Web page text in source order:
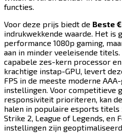
functies.​​​​‌ ‍ ​‍​‍‌‍ ‌ ​‍‌‍‍‌‌‍‌ ‌‍‍‌‌‍ ‍​‍​‍​ ‍‍​‍​‍‌ ​ ‌‍​‌‌‍ ‍‌‍‍‌‌ ‌​‌ ‍‌​‍ ‍‌‍‍‌‌‍ ​‍​‍​‍ ​​‍​‍‌‍‍​‌ ​‍‌‍‌‌‌‍‌‍​‍​‍​ ‍‍​‍​‍​‍ ‌‍​‌‌‍‌​‌‍ ‌‌‍‍‌‌‍ ‍​‍ ‌‍‍‌‌‍ ‍‌ ‌​‌‍‌‌‌‍ ‍‌ ‌​​‍ ‌‍‌‌‌‍‌​‌‍‍‌‌ ‌​​‍ ‌‍ ‌‌‍ ‌‍‌​‌‍‌‌​ ‌‌ ​​‌ ​‍‌‍‌‌‌ ​ ‌‍‌‌‌‍ ‍‌ ‌​‌‍​‌‌ ‌​‌‍‍‌‌‍ ‌‍ ‍​ ‍ ‌‍‍‌‌‍‌​​ ‌​ ‌​​ ‌ ​ ‌ ‌‍​‌​ ​‌​ ‌‍​ ‌​​ ​ ​‍ ‌​ ‍‌​ ​‍‌‍​‍‌‍‌​​‍ ‌​ ‌​​ ‌‍​ ​​​ ​ ​‍ ‌‌‍​‍​ ‍​​ ​‌​ ‌‍​‍ ‌​ ​‌​ ​‌​ ‌‍‌‍‌​​ ‌‌‌‍‌‍‌‍​ ​ ​‍​ ​ ‌‍‌‍​ ‍​​ ‍‌​ ‍ ‌ ‌​‌ ‍‌‌ ​​‌‍‌‌​ ‌‌‍​‍‌ ‌‌‌‍‍‌‌‍ ​‌‍‌​​ ‍ ‌ ​​‌‍​‌‌ ‌​‌‍‍​​ ‌‌‍‍‌​ ​‌​ ‍​‌‍ ‍‌‌ ‌‍ ​‌‍ ‌‍ ‍‌‍‌ ‌‌ ‌‍‌​‌‍‌‌‌ ​ ‌‍​ ​‍‌‌​ ‌‌‌​​‍‌‌ ‌‍‍ ‌‍‌‌‌ ‍‌​‍‌‌​ ​ ‌​‌​​‍‌‌​ ​ ‌​‌​​‍‌‌​ ​‍​ ​‍‌‍ ‍‌‍ ​​‍‌‌​ ​‍​ ​‍​‍‌‌​ ‌‌‌​‌​​‍ ‍‌ ‌‍‌‍​‌‌‍ ​‌ ‌‌‌‍‌‌​‍‌‌​ ‌‌‌​​‍‌‌ ‌‍‍ ‌‍‌‌‌ ‍‌​‍‌‌​ ​ ‌​‌​​‍‌‌​ ​ ‌​‌​​‍‌‌​ ​‍​ ​‍‌‍​‍​ ​‌​ ​​​ ‌ ​ ‌‌​ ‌‌‌‍‌‍‌‍‌​​ ‍‌‌‍‌​‌‍‌‍​ ‌ ​‍‌‌​ ​‍​ ​‍​‍‌‌​ ‌‌‌​‌​​‍ ‍‌‍​ ‌‍‍​‌‍‍‌‌‍ ​‌‍‌​‌ ​‍‌‍‌‌‌‍ ‍​‍‌‌​ ‌‌‌​​‍‌‌ ‌‍‍ ‌‍‌‌‌ ‍‌​‍‌‌​ ​ ‌​‌​​‍‌‌​ ​ ‌​‌​​‍‌‌​ ​‍​ ​‍‌‍‌​​ ​ ​ ‍‌‌‍‌‌​ ‍​​ ​‍‌‍‌‌‌‍​ ‌‍​‌‌‍‌‍​ ‌‍​ ‍‌​‍‌‌​ ​‍​ ​‍​‍‌‌​ ‌‌‌​‌​​‍ ‍‌ ‌​‌‍‌‌‌ ‍​‌ ‌​​ ‌‍​‍‌‍​‌‌ ​ ‌‍‌‌‌‌‌‌‌ ​‍‌‍ ​​ ‌​‍‌‌​ ​‍‌​‌‍‌‍​‌‌‍‌​‌‍ ‌‌‍‍‌‌‍ ‍​‍‌‍‌‍‍‌‌‍‌​​ ‌​ ‌​​ ‌ ​ ‌ ‌‍​‌​ ​‌​ ‌‍​ ‌​​ ​ ​‍ ‌​ ‍‌​ ​‍‌‍​‍‌‍‌​​‍ ‌​ ‌​​ ‌‍​ ​​​ ​ ​‍ ‌‌‍​‍​ ‍​​ ​‌​ ‌‍​‍ ‌​ ​‌​ ​‌​ ‌‍‌‍‌​​ ‌‌‌‍‌‍‌‍​ ​ ​‍​ ​ ‌‍‌‍​ ‍​​ ‍‌​‍‌‍‌ ‌​‌ ‍‌‌ ​​‌‍‌‌​ ‌‌‍​‍‌ ‌‌‌‍‍‌‌‍ ​‌‍‌​​‍‌‍‌ ​​‌‍​‌‌ ‌​‌‍‍​​ ‌‌‍‍‌​ ​‌​ ‍​‌‍ ‍‌‌ ‌‍ ​‌‍ ‌‍ ‍‌‍‌ ‌‌ ‌‍‌​‌‍‌‌‌ ​ ‌‍​ ​‍‌‌​ ‌‌‌​​‍‌‌ ‌‍‍ ‌‍‌‌‌ ‍‌​‍‌‌​ ​ ‌​‌​​‍‌‌​ ​ ‌​‌​​‍‌‌​ ​‍​ ​‍‌‍ ‍‌‍ ​​‍‌‌​ ​‍​ ​‍​‍‌‌​ ‌‌‌​‌​​‍ ‍‌ ‌‍‌‍​‌‌‍ ​‌ ‌‌‌‍‌‌​‍‌‌​ ‌‌‌​​‍‌‌ ‌‍‍ ‌‍‌‌‌ ‍‌​‍‌‌​ ​ ‌​‌​​‍‌‌​ ​ ‌​‌​​‍‌‌​ ​‍​ ​‍‌‍​‍​ ​‌​ ​​​ ‌ ​ ‌‌​ ‌‌‌‍‌‍‌‍‌​​ ‍‌‌‍‌​‌‍‌‍​ ‌ ​‍‌‌​ ​‍​ ​‍​‍‌‌​ ‌‌‌​‌​​‍ ‍‌‍​ ‌‍‍​‌‍‍‌‌‍ ​‌‍‌​‌ ​‍‌‍‌‌‌‍ ‍​‍‌‌​ ‌‌‌​​‍‌‌ ‌‍‍ ‌‍‌‌‌ ‍‌​‍‌‌​ ​ ‌​‌​​‍‌‌​ ​ ‌​‌​​‍‌‌​ ​‍​ ​‍‌‍‌​​ ​ ​ ‍‌‌‍‌‌​ ‍​​ ​‍‌‍‌‌‌‍​ ‌‍​‌‌‍‌‍​ ‌‍​ ‍‌​‍‌‌​ ​‍​ ​‍​‍‌‌​ ‌‌‌​‌​​‍ ‍‌ ‌​‌‍‌‌‌ ‍​‌ ‌​​‍‌‍‌ ​​‌‍‌‌‌ ​‍‌ ​ ‌ ​​‌‍‌‌‌‍​ ‌ ‌​‌‍‍‌‌ ‌‍‌‍‌‌​ ‌‌ ​​‌ ‌‌‌‍​‍‌‍ ​‌‍‍‌‌ ​ ‌‍‍​‌‍‌‌‌‍‌​​‍​‍‌ ‌
Voor deze prijs biedt de ​​​​‌ ‍ ​‍​‍‌‍ ‌ ​‍‌‍‍‌‌‍‌ ‌‍‍‌‌‍ ‍​‍​‍​ ‍‍​‍​‍‌ ​ ‌‍​‌‌‍ ‍‌‍‍‌‌ ‌​‌ ‍‌​‍ ‍‌‍‍‌‌‍ ​‍​‍​‍ ​​‍​‍‌‍‍​‌ ​‍‌‍‌‌‌‍‌‍​‍​‍​ ‍‍​‍​‍​‍ ‌‍​‌‌‍‌​‌‍ ‌‌‍‍‌‌‍ ‍​‍ ‌‍‍‌‌‍ ‍‌ ‌​‌‍‌‌‌‍ ‍‌ ‌​​‍ ‌‍‌‌‌‍‌​‌‍‍‌‌ ‌​​‍ ‌‍ ‌‌‍ ‌‍‌​‌‍‌‌​ ‌‌ ​​‌ ​‍‌‍‌‌‌ ​ ‌‍‌‌‌‍ ‍‌ ‌​‌‍​‌‌ ‌​‌‍‍‌‌‍ ‌‍ ‍​ ‍ ‌‍‍‌‌‍‌​​ ‌​ ‌​​ ‌ ​ ‌ ‌‍​‌​ ​‌​ ‌‍​ ‌​​ ​ ​‍ ‌​ ‍‌​ ​‍‌‍​‍‌‍‌​​‍ ‌​ ‌​​ ‌‍​ ​​​ ​ ​‍ ‌‌‍​‍​ ‍​​ ​‌​ ‌‍​‍ ‌​ ​‌​ ​‌​ ‌‍‌‍‌​​ ‌‌‌‍‌‍‌‍​ ​ ​‍​ ​ ‌‍‌‍​ ‍​​ ‍‌​ ‍ ‌ ‌​‌ ‍‌‌ ​​‌‍‌‌​ ‌‌‍​‍‌ ‌‌‌‍‍‌‌‍ ​‌‍‌​​ ‍ ‌ ​​‌‍​‌‌ ‌​‌‍‍​​ ‌‌‍‍‌​ ​‌​ ‍​‌‍ ‍‌‌ ‌‍ ​‌‍ ‌‍ ‍‌‍‌ ‌‌ ‌‍‌​‌‍‌‌‌ ​ ‌‍​ ​‍‌‌​ ‌‌‌​​‍‌‌ ‌‍‍ ‌‍‌‌‌ ‍‌​‍‌‌​ ​ ‌​‌​​‍‌‌​ ​ ‌​‌​​‍‌‌​ ​‍​ ​‍‌‍ ‍‌‍ ​​‍‌‌​ ​‍​ ​‍​‍‌‌​ ‌‌‌​‌​​‍ ‍‌ ‌‍‌‍​‌‌‍ ​‌ ‌‌‌‍‌‌​‍‌‌​ ‌‌‌​​‍‌‌ ‌‍‍ ‌‍‌‌‌ ‍‌​‍‌‌​ ​ ‌​‌​​‍‌‌​ ​ ‌​‌​​‍‌‌​ ​‍​ ​‍​ ‌‍​ ‌ ​ ​ ​ ‌‌​ ​ ​ ‍‌​ ​​​ ‌‍​ ‍‌​ ‍‌‌‍‌​​ ​‌​‍‌‌​ ​‍​ ​‍​‍‌‌​ ‌‌‌​‌​​‍ ‍‌‍​ ‌‍‍​‌‍‍‌‌‍ ​‌‍‌​‌ ​‍‌‍‌‌‌‍ ‍​‍‌‌​ ‌‌‌​​‍‌‌ ‌‍‍ ‌‍‌‌‌ ‍‌​‍‌‌​ ​ ‌​‌​​‍‌‌​ ​ ‌​‌​​‍‌‌​ ​‍​ ​‍‌‍‌‌‌‍​‍​ ‌​‌‍‌‍‌‍‌​​ ‌ ‌‍​ ‌‍​‌‌‍​‌‌‍‌‌​ ‌​​ ‌‌​‍‌‌​ ​‍​ ​‍​‍‌‌​ ‌‌‌​‌​​‍ ‍‌ ‌​‌‍‌‌‌ ‍​‌ ‌​​ ‌‍​‍‌‍​‌‌ ​ ‌‍‌‌‌‌‌‌‌ ​‍‌‍ ​​ ‌​‍‌‌​ ​‍‌​‌‍‌‍​‌‌‍‌​‌‍ ‌‌‍‍‌‌‍ ‍​‍‌‍‌‍‍‌‌‍‌​​ ‌​ ‌​​ ‌ ​ ‌ ‌‍​‌​ ​‌​ ‌‍​ ‌​​ ​ ​‍ ‌​ ‍‌​ ​‍‌‍​‍‌‍‌​​‍ ‌​ ‌​​ ‌‍​ ​​​ ​ ​‍ ‌‌‍​‍​ ‍​​ ​‌​ ‌‍​‍ ‌​ ​‌​ ​‌​ ‌‍‌‍‌​​ ‌‌‌‍‌‍‌‍​ ​ ​‍​ ​ ‌‍‌‍​ ‍​​ ‍‌​‍‌‍‌ ‌​‌ ‍‌‌ ​​‌‍‌‌​ ‌‌‍​‍‌ ‌‌‌‍‍‌‌‍ ​‌‍‌​​‍‌‍‌ ​​‌‍​‌‌ ‌​‌‍‍​​ ‌‌‍‍‌​ ​‌​ ‍​‌‍ ‍‌‌ ‌‍ ​‌‍ ‌‍ ‍‌‍‌ ‌‌ ‌‍‌​‌‍‌‌‌ ​ ‌‍​ ​‍‌‌​ ‌‌‌​​‍‌‌ ‌‍‍ ‌‍‌‌‌ ‍‌​‍‌‌​ ​ ‌​‌​​‍‌‌​ ​ ‌​‌​​‍‌‌​ ​‍​ ​‍‌‍ ‍‌‍ ​​‍‌‌​ ​‍​ ​‍​‍‌‌​ ‌‌‌​‌​​‍ ‍‌ ‌‍‌‍​‌‌‍ ​‌ ‌‌‌‍‌‌​‍‌‌​ ‌‌‌​​‍‌‌ ‌‍‍ ‌‍‌‌‌ ‍‌​‍‌‌​ ​ ‌​‌​​‍‌‌​ ​ ‌​‌​​‍‌‌​ ​‍​ ​‍​ ‌‍​ ‌ ​ ​ ​ ‌‌​ ​ ​ ‍‌​ ​​​ ‌‍​ ‍‌​ ‍‌‌‍‌​​ ​‌​‍‌‌​ ​‍​ ​‍​‍‌‌​ ‌‌‌​‌​​‍ ‍‌‍​ ‌‍‍​‌‍‍‌‌‍ ​‌‍‌​‌ ​‍‌‍‌‌‌‍ ‍​‍‌‌​ ‌‌‌​​‍‌‌ ‌‍‍ ‌‍‌‌‌ ‍‌​‍‌‌​ ​ ‌​‌​​‍‌‌​ ​ ‌​‌​​‍‌‌​ ​‍​ ​‍‌‍‌‌‌‍​‍​ ‌​‌‍‌‍‌‍‌​​ ‌ ‌‍​ ‌‍​‌‌‍​‌‌‍‌‌​ ‌​​ ‌‌​‍‌‌​ ​‍​ ​‍​‍‌‌​ ‌‌‌​‌​​‍ ‍‌ ‌​‌‍‌‌‌ ‍​‌ ‌​​‍‌‍‌ ​​‌‍‌‌‌ ​‍‌ ​ ‌ ​​‌‍‌‌‌‍​ ‌ ‌​‌‍‍‌‌ ‌‍‌‍‌‌​ ‌‌ ​​‌ ‌‌‌‍​‍‌‍ ​‌‍‍‌‌ ​ ‌‍‍​‌‍‌‌‌‍‌​​‍​‍‌ ‌ Beste €690 Gaming PC Build​​​​‌
indrukwekkende waarde. Het is
performance 1080p gaming,
aan in minder veeleisende
capabele zes-kern processor
krachtige instap-GPU, levert
FPS in de meeste moderne
instellingen. Voor competitieve
responsiviteit prioriteren, kan
halen in populaire esports titels zoals
Strike 2​​​​‌ ‍ ​‍​‍‌‍ ‌ ​‍‌‍‍‌‌‍‌ ‌‍‍‌‌‍ ‍​‍​‍​ ‍‍​‍​‍‌ ​ ‌‍​‌‌‍ ‍‌‍‍‌‌ ‌​‌ ‍‌​‍ ‍‌‍‍‌‌‍ ​‍​‍​‍ ​​‍​‍‌‍‍​‌ ​‍‌‍‌‌‌‍‌‍​‍​‍​ ‍‍​‍​‍​‍ ‌‍​‌‌‍‌​‌‍ ‌‌‍‍‌‌‍ ‍​‍ ‌‍‍‌‌‍ ‍‌ ‌​‌‍‌‌‌‍ ‍‌ ‌​​‍ ‌‍‌‌‌‍‌​‌‍‍‌‌ ‌​​‍ ‌‍ ‌‌‍ ‌‍‌​‌‍‌‌​ ‌‌ ​​‌ ​‍‌‍‌‌‌ ​ ‌‍‌‌‌‍ ‍‌ ‌​‌‍​‌‌ ‌​‌‍‍‌‌‍ ‌‍ ‍​ ‍ ‌‍‍‌‌‍‌​​ ‌​ ‌​​ ‌ ​ ‌ ‌‍​‌​ ​‌​ ‌‍​ ‌​​ ​ ​‍ ‌​ ‍‌​ ​‍‌‍​‍‌‍‌​​‍ ‌​ ‌​​ ‌‍​ ​​​ ​ ​‍ ‌‌‍​‍​ ‍​​ ​‌​ ‌‍​‍ ‌​ ​‌​ ​‌​ ‌‍‌‍‌​​ ‌‌‌‍‌‍‌‍​ ​ ​‍​ ​ ‌‍‌‍​ ‍​​ ‍‌​ ‍ ‌ ‌​‌ ‍‌‌ ​​‌‍‌‌​ ‌‌‍​‍‌ ‌‌‌‍‍‌‌‍ ​‌‍‌​​ ‍ ‌ ​​‌‍​‌‌ ‌​‌‍‍​​ ‌‌‍‍‌​ ​‌​ ‍​‌‍ ‍‌‌ ‌‍ ​‌‍ ‌‍ ‍‌‍‌ ‌‌ ‌‍‌​‌‍‌‌‌ ​ ‌‍​ ​‍‌‌​ ‌‌‌​​‍‌‌ ‌‍‍ ‌‍‌‌‌ ‍‌​‍‌‌​ ​ ‌​‌​​‍‌‌​ ​ ‌​‌​​‍‌‌​ ​‍​ ​‍‌‍ ‍‌‍ ​​‍‌‌​ ​‍​ ​‍​‍‌‌​ ‌‌‌​‌​​‍ ‍‌ ‌‍‌‍​‌‌‍ ​‌ ‌‌‌‍‌‌​‍‌‌​ ‌‌‌​​‍‌‌ ‌‍‍ ‌‍‌‌‌ ‍‌​‍‌‌​ ​ ‌​‌​​‍‌‌​ ​ ‌​‌​​‍‌‌​ ​‍​ ​‍​ ‌‍​ ‌ ​ ​ ​ ‌‌​ ​ ​ ‍‌​ ​​​ ‌‍​ ‍‌​ ‍‌‌‍‌​​ ​‌​‍‌‌​ ​‍​ ​‍​‍‌‌​ ‌‌‌​‌​​‍ ‍‌‍​ ‌‍‍​‌‍‍‌‌‍ ​‌‍‌​‌ ​‍‌‍‌‌‌‍ ‍​‍‌‌​ ‌‌‌​​‍‌‌ ‌‍‍ ‌‍‌‌‌ ‍‌​‍‌‌​ ​ ‌​‌​​‍‌‌​ ​ ‌​‌​​‍‌‌​ ​‍​ ​‍‌‍‌​​ ​ ​ ​‌‌‍​‍​ ​‍​ ‍‌‌‍‌‍​ ​‍​ ‌‍​ ‍‌​ ‌ ​ ‍​​‍‌‌​ ​‍​ ​‍​‍‌‌​ ‌‌‌​‌​​‍ ‍‌ ‌​‌‍‌‌‌ ‍​‌ ‌​​ ‌‍​‍‌‍​‌‌ ​ ‌‍‌‌‌‌‌‌‌ ​‍‌‍ ​​ ‌​‍‌‌​ ​‍‌​‌‍‌‍​‌‌‍‌​‌‍ ‌‌‍‍‌‌‍ ‍​‍‌‍‌‍‍‌‌‍‌​​ ‌​ ‌​​ ‌ ​ ‌ ‌‍​‌​ ​‌​ ‌‍​ ‌​​ ​ ​‍ ‌​ ‍‌​ ​‍‌‍​‍‌‍‌​​‍ ‌​ ‌​​ ‌‍​ ​​​ ​ ​‍ ‌‌‍​‍​ ‍​​ ​‌​ ‌‍​‍ ‌​ ​‌​ ​‌​ ‌‍‌‍‌​​ ‌‌‌‍‌‍‌‍​ ​ ​‍​ ​ ‌‍‌‍​ ‍​​ ‍‌​‍‌‍‌ ‌​‌ ‍‌‌ ​​‌‍‌‌​ ‌‌‍​‍‌ ‌‌‌‍‍‌‌‍ ​‌‍‌​​‍‌‍‌ ​​‌‍​‌‌ ‌​‌‍‍​​ ‌‌‍‍‌​ ​‌​ ‍​‌‍ ‍‌‌ ‌‍ ​‌‍ ‌‍ ‍‌‍‌ ‌‌ ‌‍‌​‌‍‌‌‌ ​ ‌‍​ ​‍‌‌​ ‌‌‌​​‍‌‌ ‌‍‍ ‌‍‌‌‌ ‍‌​‍‌‌​ ​ ‌​‌​​‍‌‌​ ​ ‌​‌​​‍‌‌​ ​‍​ ​‍‌‍ ‍‌‍ ​​‍‌‌​ ​‍​ ​‍​‍‌‌​ ‌‌‌​‌​​‍ ‍‌ ‌‍‌‍​‌‌‍ ​‌ ‌‌‌‍‌‌​‍‌‌​ ‌‌‌​​‍‌‌ ‌‍‍ ‌‍‌‌‌ ‍‌​‍‌‌​ ​ ‌​‌​​‍‌‌​ ​ ‌​‌​​‍‌‌​ ​‍​ ​‍​ ‌‍​ ‌ ​ ​ ​ ‌‌​ ​ ​ ‍‌​ ​​​ ‌‍​ ‍‌​ ‍‌‌‍‌​​ ​‌​‍‌‌​ ​‍​ ​‍​‍‌‌​ ‌‌‌​‌​​‍ ‍‌‍​ ‌‍‍​‌‍‍‌‌‍ ​‌‍‌​‌ ​‍‌‍‌‌‌‍ ‍​‍‌‌​ ‌‌‌​​‍‌‌ ‌‍‍ ‌‍‌‌‌ ‍‌​‍‌‌​ ​ ‌​‌​​‍‌‌​ ​ ‌​‌​​‍‌‌​ ​‍​ ​‍‌‍‌​​ ​ ​ ​‌‌‍​‍​ ​‍​ ‍‌‌‍‌‍​ ​‍​ ‌‍​ ‍‌​ ‌ ​ ‍​​‍‌‌​ ​‍​ ​‍​‍‌‌​ ‌‌‌​‌​​‍ ‍‌ ‌​‌‍‌‌‌ ‍​‌ ‌​​‍‌‍‌ ​​‌‍‌‌‌ ​‍‌ ​ ‌ ​​‌‍‌‌‌‍​ ‌ ‌​‌‍‍‌‌ ‌‍‌‍‌‌​ ‌‌ ​​‌ ‌‌‌‍​‍‌‍ ​‌‍‍‌‌ ​ ‌‍‍​‌‍‌‌‌‍‌​​‍​‍‌ ‌ League of Legends​​​​‌ ‍ ​‍​‍‌‍ ‌ ​‍‌‍‍‌‌‍‌ ‌‍‍‌‌‍ ‍​‍​‍​ ‍‍​‍​‍‌ ​ ‌‍​‌‌‍ ‍‌‍‍‌‌ ‌​‌ ‍‌​‍ ‍‌‍‍‌‌‍ ​‍​‍​‍ ​​‍​‍‌‍‍​‌ ​‍‌‍‌‌‌‍‌‍​‍​‍​ ‍‍​‍​‍​‍ ‌‍​‌‌‍‌​‌‍ ‌‌‍‍‌‌‍ ‍​‍ ‌‍‍‌‌‍ ‍‌ ‌​‌‍‌‌‌‍ ‍‌ ‌​​‍ ‌‍‌‌‌‍‌​‌‍‍‌‌ ‌​​‍ ‌‍ ‌‌‍ ‌‍‌​‌‍‌‌​ ‌‌ ​​‌ ​‍‌‍‌‌‌ ​ ‌‍‌‌‌‍ ‍‌ ‌​‌‍​‌‌ ‌​‌‍‍‌‌‍ ‌‍ ‍​ ‍ ‌‍‍‌‌‍‌​​ ‌​ ‌​​ ‌ ​ ‌ ‌‍​‌​ ​‌​ ‌‍​ ‌​​ ​ ​‍ ‌​ ‍‌​ ​‍‌‍​‍‌‍‌​​‍ ‌​ ‌​​ ‌‍​ ​​​ ​ ​‍ ‌‌‍​‍​ ‍​​ ​‌​ ‌‍​‍ ‌​ ​‌​ ​‌​ ‌‍‌‍‌​​ ‌‌‌‍‌‍‌‍​ ​ ​‍​ ​ ‌‍‌‍​ ‍​​ ‍‌​ ‍ ‌ ‌​‌ ‍‌‌ ​​‌‍‌‌​ ‌‌‍​‍‌ ‌‌‌‍‍‌‌‍ ​‌‍‌​​ ‍ ‌ ​​‌‍​‌‌ ‌​‌‍‍​​ ‌‌‍‍‌​ ​‌​ ‍​‌‍ ‍‌‌ ‌‍ ​‌‍ ‌‍ ‍‌‍‌ ‌‌ ‌‍‌​‌‍‌‌‌ ​ ‌‍​ ​‍‌‌​ ‌‌‌​​‍‌‌ ‌‍‍ ‌‍‌‌‌ ‍‌​‍‌‌​ ​ ‌​‌​​‍‌‌​ ​ ‌​‌​​‍‌‌​ ​‍​ ​‍‌‍ ‍‌‍ ​​‍‌‌​ ​‍​ ​‍​‍‌‌​ ‌‌‌​‌​​‍ ‍‌ ‌‍‌‍​‌‌‍ ​‌ ‌‌‌‍‌‌​‍‌‌​ ‌‌‌​​‍‌‌ ‌‍‍ ‌‍‌‌‌ ‍‌​‍‌‌​ ​ ‌​‌​​‍‌‌​ ​ ‌​‌​​‍‌‌​ ​‍​ ​‍​ ‌‍​ ‌ ​ ​ ​ ‌‌​ ​ ​ ‍‌​ ​​​ ‌‍​ ‍‌​ ‍‌‌‍‌​​ ​‌​‍‌‌​ ​‍​ ​‍​‍‌‌​ ‌‌‌​‌​​‍ ‍‌‍​ ‌‍‍​‌‍‍‌‌‍ ​‌‍‌​‌ ​‍‌‍‌‌‌‍ ‍​‍‌‌​ ‌‌‌​​‍‌‌ ‌‍‍ ‌‍‌‌‌ ‍‌​‍‌‌​ ​ ‌​‌​​‍‌‌​ ​ ‌​‌​​‍‌‌​ ​‍​ ​‍‌‍‌‍​ ​ ‌‍‌‌‌‍‌‍​ ​‌‌‍‌‍​ ‌ ​ ‍‌​ ‍‌​ ‌​‌‍​ ‌‍‌‌​‍‌‌​ ​‍​ ​‍​‍‌‌​ ‌‌‌​‌​​‍ ‍‌ ‌​‌‍‌‌‌ ‍​‌ ‌​​ ‌‍​‍‌‍​‌‌ ​ ‌‍‌‌‌‌‌‌‌ ​‍‌‍ ​​ ‌​‍‌‌​ ​‍‌​‌‍‌‍​‌‌‍‌​‌‍ ‌‌‍‍‌‌‍ ‍​‍‌‍‌‍‍‌‌‍‌​​ ‌​ ‌​​ ‌ ​ ‌ ‌‍​‌​ ​‌​ ‌‍​ ‌​​ ​ ​‍ ‌​ ‍‌​ ​‍‌‍​‍‌‍‌​​‍ ‌​ ‌​​ ‌‍​ ​​​ ​ ​‍ ‌‌‍​‍​ ‍​​ ​‌​ ‌‍​‍ ‌​ ​‌​ ​‌​ ‌‍‌‍‌​​ ‌‌‌‍‌‍‌‍​ ​ ​‍​ ​ ‌‍‌‍​ ‍​​ ‍‌​‍‌‍‌ ‌​‌ ‍‌‌ ​​‌‍‌‌​ ‌‌‍​‍‌ ‌‌‌‍‍‌‌‍ ​‌‍‌​​‍‌‍‌ ​​‌‍​‌‌ ‌​‌‍‍​​ ‌‌‍‍‌​ ​‌​ ‍​‌‍ ‍‌‌ ‌‍ ​‌‍ ‌‍ ‍‌‍‌ ‌‌ ‌‍‌​‌‍‌‌‌ ​ ‌‍​ ​‍‌‌​ ‌‌‌​​‍‌‌ ‌‍‍ ‌‍‌‌‌ ‍‌​‍‌‌​ ​ ‌​‌​​‍‌‌​ ​ ‌​‌​​‍‌‌​ ​‍​ ​‍‌‍ ‍‌‍ ​​‍‌‌​ ​‍​ ​‍​‍‌‌​ ‌‌‌​‌​​‍ ‍‌ ‌‍‌‍​‌‌‍ ​‌ ‌‌‌‍‌‌​‍‌‌​ ‌‌‌​​‍‌‌ ‌‍‍ ‌‍‌‌‌ ‍‌​‍‌‌​ ​ ‌​‌​​‍‌‌​ ​ ‌​‌​​‍‌‌​ ​‍​ ​‍​ ‌‍​ ‌ ​ ​ ​ ‌‌​ ​ ​ ‍‌​ ​​​ ‌‍​ ‍‌​ ‍‌‌‍‌​​ ​‌​‍‌‌​ ​‍​ ​‍​‍‌‌​ ‌‌‌​‌​​‍ ‍‌‍​ ‌‍‍​‌‍‍‌‌‍ ​‌‍‌​‌ ​‍‌‍‌‌‌‍ ‍​‍‌‌​ ‌‌‌​​‍‌‌ ‌‍‍ ‌‍‌‌‌ ‍‌​‍‌‌​ ​ ‌​‌​​‍‌‌​ ​ ‌​‌​​‍‌‌​ ​‍​ ​‍‌‍‌‍​ ​ ‌‍‌‌‌‍‌‍​ ​‌‌‍‌‍​ ‌ ​ ‍‌​ ‍‌​ ‌​‌‍​ ‌‍‌‌​‍‌‌​ ​‍​ ​‍​‍‌‌​ ‌‌‌​‌​​‍ ‍‌ ‌​‌‍‌‌‌ ‍​‌ ‌​​‍‌‍‌ ​​‌‍‌‌‌ ​‍‌ ​ ‌ ​​‌‍‌‌‌‍​ ‌ ‌​‌‍‍‌‌ ‌‍‌‍‌‌​ ‌‌ ​​‌ ‌‌‌‍​‍‌‍ ​‌‍‍‌‌ ​ ‌‍‍​‌‍‌‌‌‍‌​​‍​‍‌ ‌ , en ​​​​‌ ‍ ​‍​‍‌‍ ‌ ​‍‌‍‍‌‌‍‌ ‌‍‍‌‌‍ ‍​‍​‍​ ‍‍​‍​‍‌ ​ ‌‍​‌‌‍ ‍‌‍‍‌‌ ‌​‌ ‍‌​‍ ‍‌‍‍‌‌‍ ​‍​‍​‍ ​​‍​‍‌‍‍​‌ ​‍‌‍‌‌‌‍‌‍​‍​‍​ ‍‍​‍​‍​‍ ‌‍​‌‌‍‌​‌‍ ‌‌‍‍‌‌‍ ‍​‍ ‌‍‍‌‌‍ ‍‌ ‌​‌‍‌‌‌‍ ‍‌ ‌​​‍ ‌‍‌‌‌‍‌​‌‍‍‌‌ ‌​​‍ ‌‍ ‌‌‍ ‌‍‌​‌‍‌‌​ ‌‌ ​​‌ ​‍‌‍‌‌‌ ​ ‌‍‌‌‌‍ ‍‌ ‌​‌‍​‌‌ ‌​‌‍‍‌‌‍ ‌‍ ‍​ ‍ ‌‍‍‌‌‍‌​​ ‌​ ‌​​ ‌ ​ ‌ ‌‍​‌​ ​‌​ ‌‍​ ‌​​ ​ ​‍ ‌​ ‍‌​ ​‍‌‍​‍‌‍‌​​‍ ‌​ ‌​​ ‌‍​ ​​​ ​ ​‍ ‌‌‍​‍​ ‍​​ ​‌​ ‌‍​‍ ‌​ ​‌​ ​‌​ ‌‍‌‍‌​​ ‌‌‌‍‌‍‌‍​ ​ ​‍​ ​ ‌‍‌‍​ ‍​​ ‍‌​ ‍ ‌ ‌​‌ ‍‌‌ ​​‌‍‌‌​ ‌‌‍​‍‌ ‌‌‌‍‍‌‌‍ ​‌‍‌​​ ‍ ‌ ​​‌‍​‌‌ ‌​‌‍‍​​ ‌‌‍‍‌​ ​‌​ ‍​‌‍ ‍‌‌ ‌‍ ​‌‍ ‌‍ ‍‌‍‌ ‌‌ ‌‍‌​‌‍‌‌‌ ​ ‌‍​ ​‍‌‌​ ‌‌‌​​‍‌‌ ‌‍‍ ‌‍‌‌‌ ‍‌​‍‌‌​ ​ ‌​‌​​‍‌‌​ ​ ‌​‌​​‍‌‌​ ​‍​ ​‍‌‍ ‍‌‍ ​​‍‌‌​ ​‍​ ​‍​‍‌‌​ ‌‌‌​‌​​‍ ‍‌ ‌‍‌‍​‌‌‍ ​‌ ‌‌‌‍‌‌​‍‌‌​ ‌‌‌​​‍‌‌ ‌‍‍ ‌‍‌‌‌ ‍‌​‍‌‌​ ​ ‌​‌​​‍‌‌​ ​ ‌​‌​​‍‌‌​ ​‍​ ​‍​ ‌‍​ ‌ ​ ​ ​ ‌‌​ ​ ​ ‍‌​ ​​​ ‌‍​ ‍‌​ ‍‌‌‍‌​​ ​‌​‍‌‌​ ​‍​ ​‍​‍‌‌​ ‌‌‌​‌​​‍ ‍‌‍​ ‌‍‍​‌‍‍‌‌‍ ​‌‍‌​‌ ​‍‌‍‌‌‌‍ ‍​‍‌‌​ ‌‌‌​​‍‌‌ ‌‍‍ ‌‍‌‌‌ ‍‌​‍‌‌​ ​ ‌​‌​​‍‌‌​ ​ ‌​‌​​‍‌‌​ ​‍​ ​‍‌‍​‍‌‍‌‍​ ‍‌‌‍​‌‌‍​‍‌‍‌‌​ ‍​‌‍​‌​ ‌​‌‍​ ​ ‍‌‌‍‌‌​‍‌‌​ ​‍​ ​‍​‍‌‌​ ‌‌‌​‌​​‍ ‍‌ ‌​‌‍‌‌‌ ‍​‌ ‌​​ ‌‍​‍‌‍​‌‌ ​ ‌‍‌‌‌‌‌‌‌ ​‍‌‍ ​​ ‌​‍‌‌​ ​‍‌​‌‍‌‍​‌‌‍‌​‌‍ ‌‌‍‍‌‌‍ ‍​‍‌‍‌‍‍‌‌‍‌​​ ‌​ ‌​​ ‌ ​ ‌ ‌‍​‌​ ​‌​ ‌‍​ ‌​​ ​ ​‍ ‌​ ‍‌​ ​‍‌‍​‍‌‍‌​​‍ ‌​ ‌​​ ‌‍​ ​​​ ​ ​‍ ‌‌‍​‍​ ‍​​ ​‌​ ‌‍​‍ ‌​ ​‌​ ​‌​ ‌‍‌‍‌​​ ‌‌‌‍‌‍‌‍​ ​ ​‍​ ​ ‌‍‌‍​ ‍​​ ‍‌​‍‌‍‌ ‌​‌ ‍‌‌ ​​‌‍‌‌​ ‌‌‍​‍‌ ‌‌‌‍‍‌‌‍ ​‌‍‌​​‍‌‍‌ ​​‌‍​‌‌ ‌​‌‍‍​​ ‌‌‍‍‌​ ​‌​ ‍​‌‍ ‍‌‌ ‌‍ ​‌‍ ‌‍ ‍‌‍‌ ‌‌ ‌‍‌​‌‍‌‌‌ ​ ‌‍​ ​‍‌‌​ ‌‌‌​​‍‌‌ ‌‍‍ ‌‍‌‌‌ ‍‌​‍‌‌​ ​ ‌​‌​​‍‌‌​ ​ ‌​‌​​‍‌‌​ ​‍​ ​‍‌‍ ‍‌‍ ​​‍‌‌​ ​‍​ ​‍​‍‌‌​ ‌‌‌​‌​​‍ ‍‌ ‌‍‌‍​‌‌‍ ​‌ ‌‌‌‍‌‌​‍‌‌​ ‌‌‌​​‍‌‌ ‌‍‍ ‌‍‌‌‌ ‍‌​‍‌‌​ ​ ‌​‌​​‍‌‌​ ​ ‌​‌​​‍‌‌​ ​‍​ ​‍​ ‌‍​ ‌ ​ ​ ​ ‌‌​ ​ ​ ‍‌​ ​​​ ‌‍​ ‍‌​ ‍‌‌‍‌​​ ​‌​‍‌‌​ ​‍​ ​‍​‍‌‌​ ‌‌‌​‌​​‍ ‍‌‍​ ‌‍‍​‌‍‍‌‌‍ ​‌‍‌​‌ ​‍‌‍‌‌‌‍ ‍​‍‌‌​ ‌‌‌​​‍‌‌ ‌‍‍ ‌‍‌‌‌ ‍‌​‍‌‌​ ​ ‌​‌​​‍‌‌​ ​ ‌​‌​​‍‌‌​ ​‍​ ​‍‌‍​‍‌‍‌‍​ ‍‌‌‍​‌‌‍​‍‌‍‌‌​ ‍​‌‍​‌​ ‌​‌‍​ ​ ‍‌‌‍‌‌​‍‌‌​ ​‍​ ​‍​‍‌‌​ ‌‌‌​‌​​‍ ‍‌ ‌​‌‍‌‌‌ ‍​‌ ‌​​‍‌‍‌ ​​‌‍‌‌‌ ​‍‌ ​ ‌ ​​‌‍‌‌‌‍​ ‌ ‌​‌‍‍‌‌ ‌‍‌‍‌‌​ ‌‌ ​​‌ ‌‌‌‍​‍‌‍ ​‌‍‍‌‌ ​ ‌‍‍​‌‍‌‌‌‍‌​​‍​‍‌ ‌ Fortnite​​​​‌
instellingen zijn geoptimaliseerd voor prestaties.​​​​‌